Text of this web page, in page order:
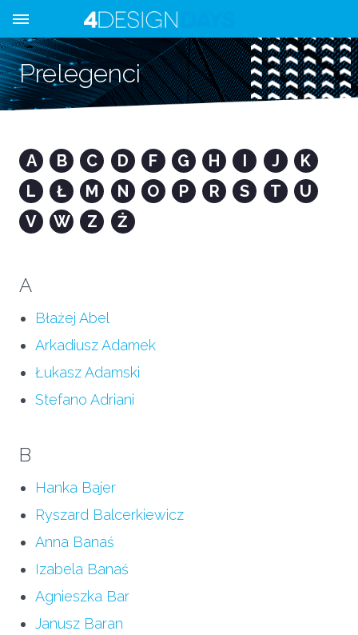
Prelegenci
A B C D F G H I J
K
L
Ł M N O P R S T
U
V
W Z Ż
A
Błażej Abel
Arkadiusz Adamek
Łukasz Adamski
Stefano Adriani
B
Hanka Bajer
Ryszard Balcerkiewicz
Anna Banaś
Izabela Banaś
Agnieszka Bar
Janusz Baran